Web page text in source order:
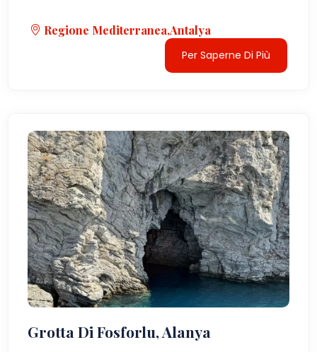
Regione Mediterranea,Antalya
Per Saperne Di Più
Grotta Di Fosforlu, Alanya